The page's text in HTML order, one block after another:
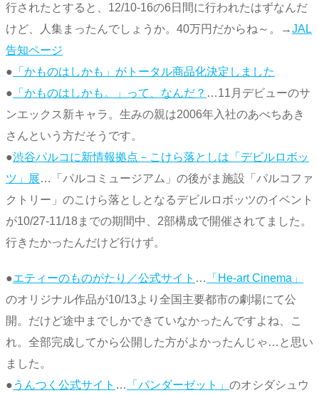
行されたとすると、12/10-16の6日間に行われたはずなんだ
けど、人集まったんでしょうか。40万円だからね～。→JAL
告知ページ
● 「かものはしかも」がトータル商品化決定しました
● 「かものはしかも。」って、なんだ？ …11月デビューのサ
ンエックス新キャラ。生みの親は2006年入社のあべちあき
さんという方だそうです。
●渋谷パルコに新情報拠点－こけら落としは「デビルロボッ
ツ」展…「パルコミュージアム」の後がま施設「パルコファ
クトリー」のこけら落としとなるデビルロボッツのイベント
が10/27-11/18までの期間中、2部構成で開催されてました。
行きたかったんだけど行けず。
●エティーのものがたり／公式サイト …
「He-art Cinema」
のオリジナル作品が10/13より全国主要都市の劇場にて公
開。だけど途中までしかできていなかったんですよね、こ
れ。全部完成してから公開した方がよかったんじゃ…と思い
ました。
● うんつく公式サイト … 「パンダーゼット」 のオシダシュウ